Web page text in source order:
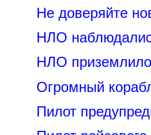
Не доверяйте
НЛО
НЛО
Огромный
Пилот